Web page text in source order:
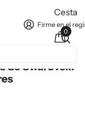
Firme en el
Cesta
0
automáticamente.
de Swarovski